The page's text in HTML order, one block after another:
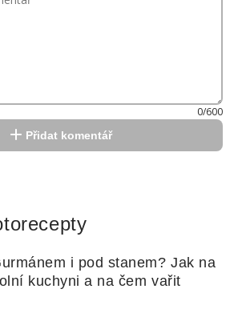
0/600
Přidat komentář
i pod stanem? Jak na
kuchyni a na čem vařit